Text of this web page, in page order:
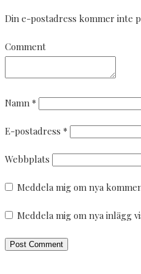
Din e-postadress kommer inte
Comment
Namn *
E-postadress *
Webbplats
Meddela mig om nya
Meddela mig om nya inlägg